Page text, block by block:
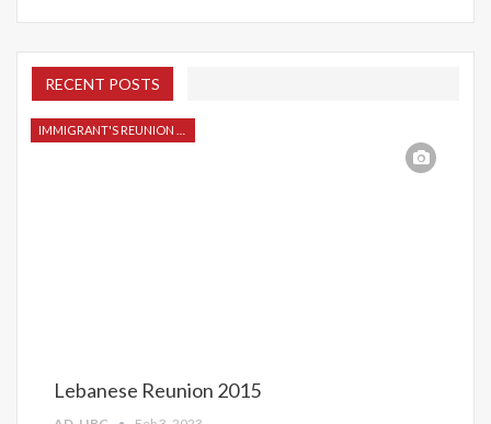
RECENT POSTS
Lebanese Reunion 2015